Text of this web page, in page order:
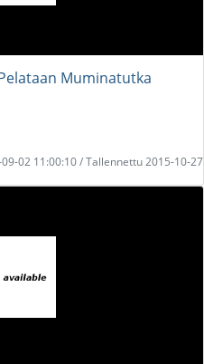
Muminatutka
09-02 11:00:10 / Tallennettu 2015-10-27